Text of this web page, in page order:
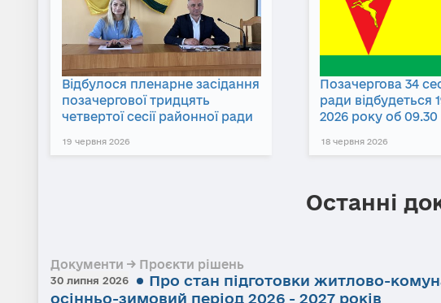
Відбулося пленарне засідання
позачергової тридцять
четвертої сесії районної ради
19 червня 2026
Позачергова 34
ради відбудеться
2026 року об 09.30
18 червня 2026
Останні
Документи → Проєкти рішень
30 липня 2026
Про стан підготовки житлово-
осінньо-зимовий період 2026 - 2027 років